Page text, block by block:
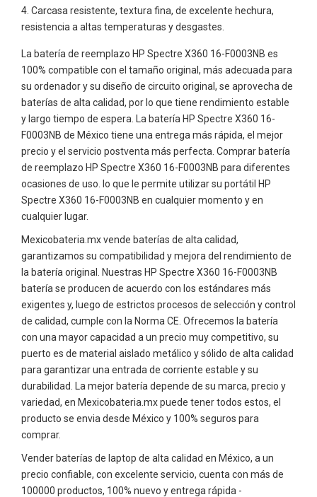
Carcasa resistente, textura fina, de excelente hechura,
resistencia a altas temperaturas y desgastes.
La batería de reemplazo HP Spectre X360 16-F0003NB es
100% compatible con el tamaño original, más adecuada para
su ordenador y su diseño de circuito original, se aprovecha de
baterías de alta calidad, por lo que tiene rendimiento estable
y largo tiempo de espera. La batería HP Spectre X360 16-
F0003NB de México tiene una entrega más rápida, el mejor
precio y el servicio postventa más perfecta. Comprar batería
de reemplazo HP Spectre X360 16-F0003NB para diferentes
ocasiones de uso. lo que le permite utilizar su portátil HP
Spectre X360 16-F0003NB en cualquier momento y en
cualquier lugar.
Mexicobateria.mx vende baterías de alta calidad,
garantizamos su compatibilidad y mejora del rendimiento de
la batería original. Nuestras HP Spectre X360 16-F0003NB
batería se producen de acuerdo con los estándares más
exigentes y, luego de estrictos procesos de selección y control
de calidad, cumple con la Norma CE. Ofrecemos la batería
con una mayor capacidad a un precio muy competitivo, su
puerto es de material aislado metálico y sólido de alta calidad
para garantizar una entrada de corriente estable y su
durabilidad. La mejor batería depende de su marca, precio y
variedad, en Mexicobateria.mx puede tener todos estos, el
producto se envia desde México y 100% seguros para
comprar.
Vender baterías de laptop de alta calidad en México, a un
precio confiable, con excelente servicio, cuenta con más de
100000 productos, 100% nuevo y entrega rápida -